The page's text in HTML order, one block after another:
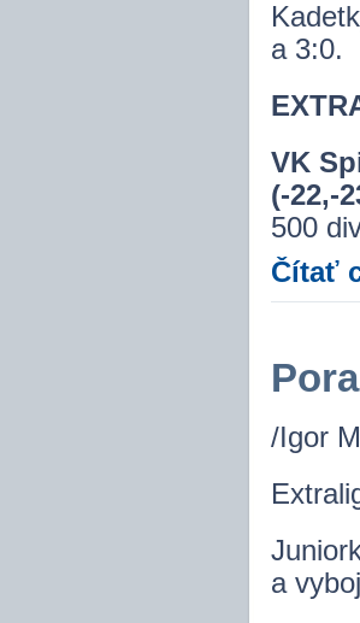
a 3:0.
VK
(-22,-
500
Čítať
/Igor
a